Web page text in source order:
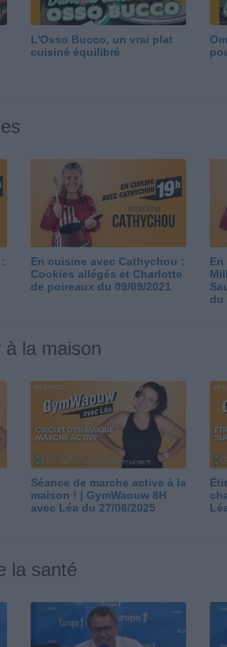
L'Osso Bucco, un vrai plat
cuisiné équilibré
En cuisine avec Cathychou :
Cookies allégés et Charlotte
de poireaux du 09/09/2021
du
la maison
Séance de marche active à la
maison ! | GymWaouw 8H
avec Léa du 27/08/2025
la santé